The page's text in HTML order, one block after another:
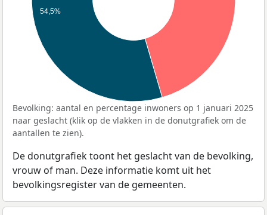
54,5%
Bevolking: aantal en percentage inwoners op 1 januari 2025
naar geslacht (klik op de vlakken in de donutgrafiek om de
aantallen te zien).
De donutgrafiek toont het geslacht van de bevolking,
vrouw of man. Deze informatie komt uit het
bevolkingsregister van de gemeenten.